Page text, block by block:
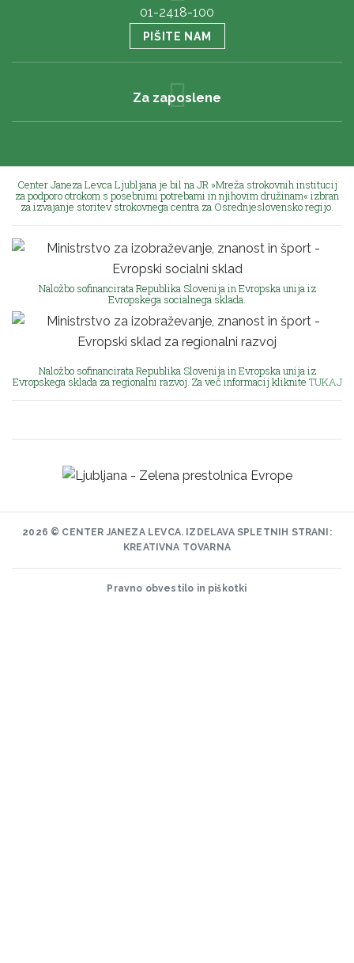
01-2418-100
PIŠITE NAM
Za zaposlene
Center Janeza Levca Ljubljana je bil na JR »Mreža strokovnih institucij
za podporo otrokom s posebnimi potrebami in njihovim družinam« izbran
za izvajanje storitev strokovnega centra za Osrednjeslovensko regijo.
Naložbo sofinancirata Republika Slovenija in Evropska unija iz
Evropskega socialnega sklada.
Naložbo sofinancirata Republika Slovenija in Evropska unija iz
Evropskega sklada za regionalni razvoj. Za več informacij kliknite TUKAJ
2026 © CENTER JANEZA LEVCA. IZDELAVA SPLETNIH STRANI:
KREATIVNA TOVARNA
Pravno obvestilo in piškotki